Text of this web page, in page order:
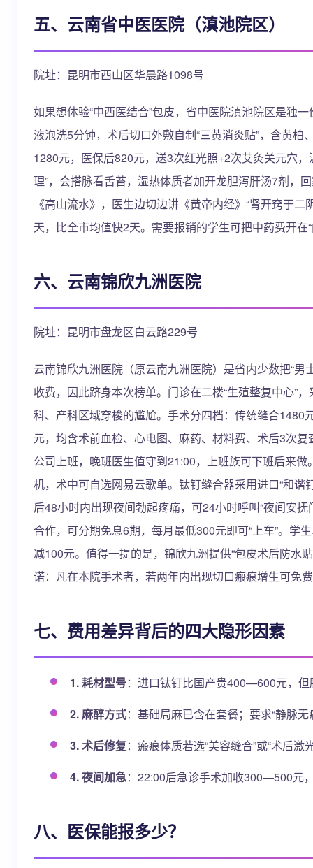
五、云南省中医医院（滇池院区）
院址：昆明市西山区华晨路1098号
如果想体验“中西医结合”包皮，省中医院滇池院区是独
液泡洗5分钟，术后切口外敷自制“三黄消炎贴”，含黄
1280元，医保后820元，送3次红光照+2次艾灸关元穴
理”，会搭脉看舌苔，湿热体质者加开龙胆泻肝汤7剂，
《高山流水》，医生边切边讲《黄帝内经》“肾开窍于
天，比全市均值快2天。需要报销的学生可把中药费开
六、云南锦欣九洲医院
院址：昆明市盘龙区白云路229号
云南锦欣九洲医院（原云南九洲医院）是省内少数把“
收费，因此跻身本次榜单。门诊在二楼“生殖整复中心”
科、产科区域穿梭的尴尬。手术分四档：传统缝合
元，均含术前血检、心电图、麻药、材料费、术后3次
公司上班，晚班医生值守到21:00，上班族可下班后来
机，术中可自选网易云歌单。钛钉缝合器采用进口“和
后48小时内出现夜间勃起疼痛，可24小时呼叫“夜间安
合作，可分期免息6期，每月最低300元即可“上车”。学
减100元。值得一提的是，锦欣九洲提供“包皮术后防水
诺：凡在本院手术者，若两年内出现切口瘢痕增生可免
七、费用差异背后的四大隐形因素
1. 耗材型号：进口钛钉比国产贵400—600元，
2. 麻醉方式：基础局麻已含在套餐；要求“静脉
3. 术后修复：瘢痕体质若选“美容缝合”或“术后
4. 夜间加急：22:00后急诊手术加收300—500元
八、医保能报多少？